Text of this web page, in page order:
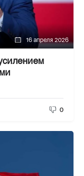
16 апреля 2026
0